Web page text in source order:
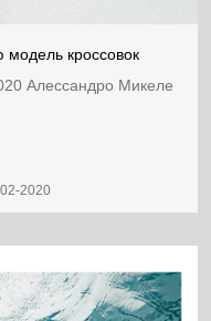
модель кроссовок
Алессандро Микеле
2020